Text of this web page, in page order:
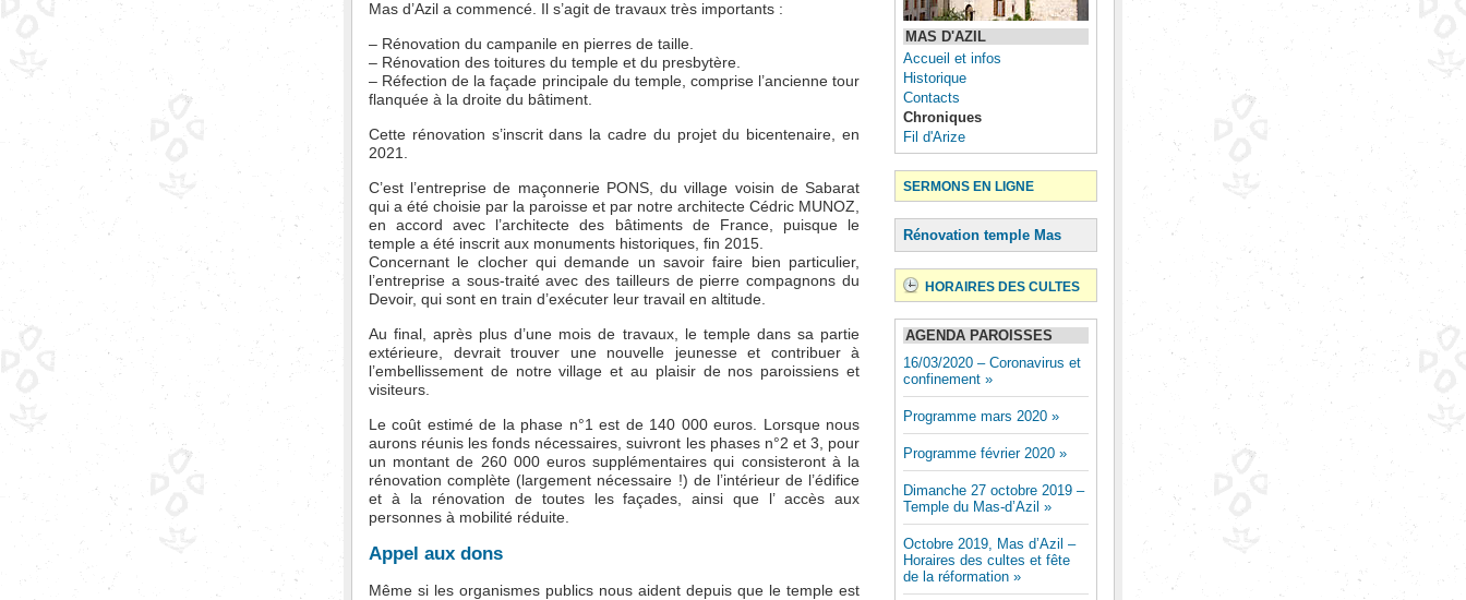
Mas d’Azil a commencé. Il s’agit de travaux très importants :
– Rénovation du campanile en pierres de taille.
– Rénovation des toitures du temple et du presbytère.
– Réfection de la façade principale du temple, comprise l’ancienne tour
flanquée à la droite du bâtiment.
Cette rénovation s’inscrit dans la cadre du projet du bicentenaire, en
2021.
C’est l’entreprise de maçonnerie PONS, du village voisin de Sabarat
qui a été choisie par la paroisse et par notre architecte Cédric MUNOZ,
en accord avec l’architecte des bâtiments de France, puisque le
temple a été inscrit aux monuments historiques, fin 2015.
Concernant le clocher qui demande un savoir faire bien particulier,
l’entreprise a sous-traité avec des tailleurs de pierre compagnons du
Devoir, qui sont en train d’exécuter leur travail en altitude.
Au final, après plus d’une mois de travaux, le temple dans sa partie
extérieure, devrait trouver une nouvelle jeunesse et contribuer à
l’embellissement de notre village et au plaisir de nos paroissiens et
visiteurs.
Le coût estimé de la phase n°1 est de 140 000 euros. Lorsque nous
aurons réunis les fonds nécessaires, suivront les phases n°2 et 3, pour
un montant de 260 000 euros supplémentaires qui consisteront à la
rénovation complète (largement nécessaire !) de l’intérieur de l’édifice
et à la rénovation de toutes les façades, ainsi que l’ accès aux
personnes à mobilité réduite.
Appel aux dons
Même si les organismes publics nous aident depuis que le temple est
MAS D'AZIL
Accueil et infos
Historique
Contacts
Chroniques
Fil d'Arize
SERMONS EN LIGNE
Rénovation temple Mas
HORAIRES DES CULTES
AGENDA PAROISSES
16/03/2020 – Coronavirus et
confinement »
Programme mars 2020 »
Programme février 2020 »
Dimanche 27 octobre 2019 –
Temple du Mas-d’Azil »
Octobre 2019, Mas d’Azil –
Horaires des cultes et fête
de la réformation »